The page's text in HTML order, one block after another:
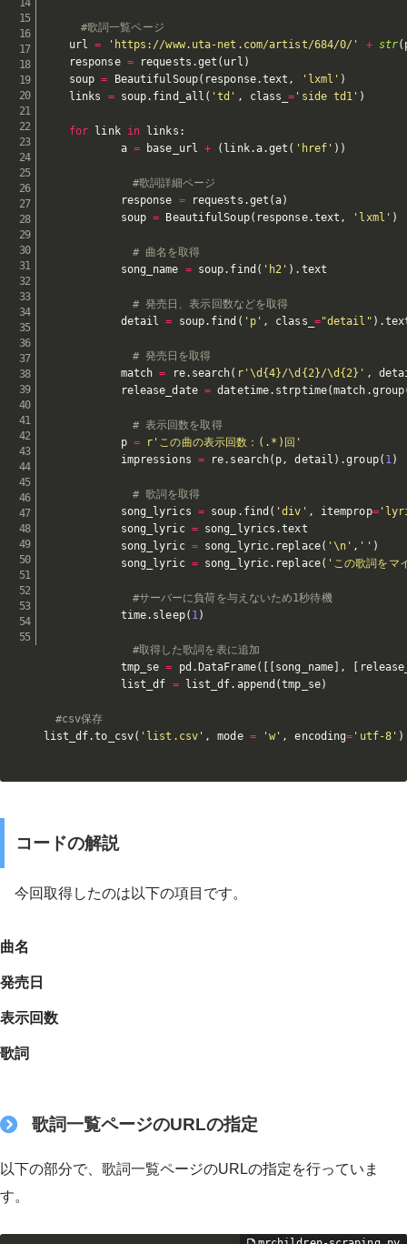
#歌詞一覧ページ
    url
= 'https://www.uta-net.com/artist/684/0/' + str(
    response
= requests .get ( url )
    soup
= BeautifulSoup( response.text , 'lxml' )
    links
= soup. find_all ( 'td' , class_= 'side td1' )
for link in links :
            a
= base_url + ( link.a.get ( 'href' ) )
#歌詞詳細ページ
            response
= requests .get (a)
            soup
= BeautifulSoup( response.text , 'lxml' )
# 曲名を取得
            song_name
= soup. find ( 'h2' ) . text
# 発売日、表示回数などを取得
            detail
= soup. find ( 'p' , class_ ="detail" ) .
# 発売日を取得
            match
= re. search( r'\d{4}/\d{2}/\d{2}' ,
            release_date
= datetime. strptime(match .group
# 表示回数を取得
            p
=
r'この曲の表示回数：(.*)回'
            impressions
= re. search( p , detail ) .group( 1 )
# 歌詞を取得
            song_lyrics
= soup . find ( 'div' , itemprop=
            song_lyric
= song_lyrics .text
            song_lyric
= song_lyric. replace( '\n' , '' )
            song_lyric
= song_lyric. replace( 'この歌詞をマ
#サーバーに負荷を与えないため1秒待機
            time
. sleep( 1 )
#取得した歌詞を表に追加
            tmp_se
= pd .DataFrame( [ [song_name] , [
            list_df
= list_df. append (tmp_se)
#csv保存
list_df.to_csv( 'list.csv' , mode = 'w' , encoding= 'utf-8' )
コードの解説
今回取得したのは以下の項目です。
曲名
発売日
表示回数
歌詞
歌詞一覧ページのURLの指定
以下の部分で、歌詞一覧ページのURLの指定を行っていま
す。